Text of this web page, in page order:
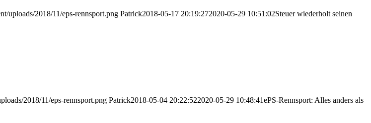
uploads/2018/11/eps-rennsport.png Patrick2018-05-17 20:19:272020-05-29 10:51:02Steuer wiederholt seinen
2018/11/eps-rennsport.png Patrick2018-05-04 20:22:522020-05-29 10:48:41ePS-Rennsport: Alles anders als